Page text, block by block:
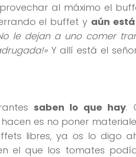
al máximo el
el buffet y aún
le dejan a uno comer
Y allí está el
saben lo que hay.
es no poner
libres, ya os lo digo
el que los tomates